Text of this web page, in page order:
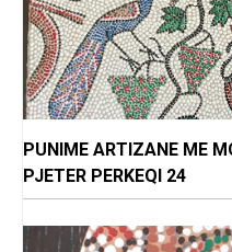
PUNIME ARTIZANE ME
PJETER PERKEQI 24